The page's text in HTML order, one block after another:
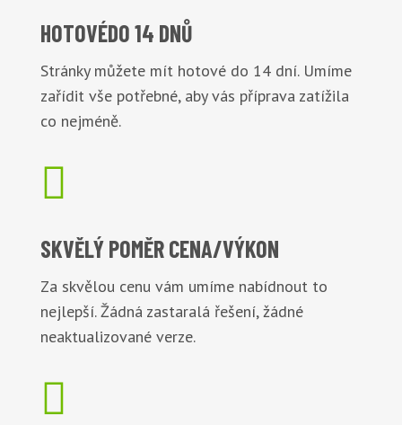
HOTOVÉDO 14 DNŮ
Stránky můžete mít hotové do 14 dní. Umíme
zařídit vše potřebné, aby vás příprava zatížila
co nejméně.

SKVĚLÝ POMĚRCENA/VÝKON
Za skvělou cenu vám umíme nabídnout to
nejlepší. Žádná zastaralá řešení, žádné
neaktualizované verze.
